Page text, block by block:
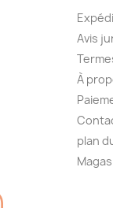
Avis
À
plan